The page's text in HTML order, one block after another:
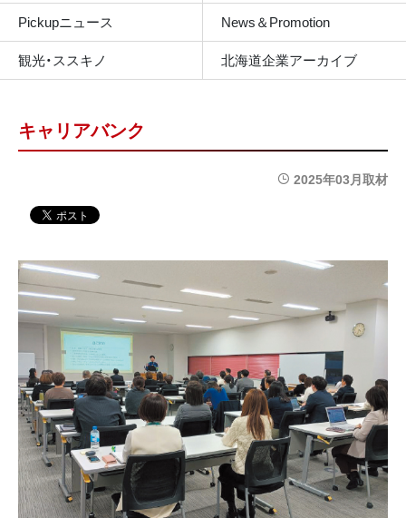
Pickupニュース
News＆Promotion
観光・ススキノ
北海道企業アーカイブ
キャリアバンク
2025年03月取材